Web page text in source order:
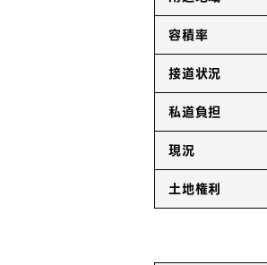
容積率
接道状況
私道負担
現況
土地権利